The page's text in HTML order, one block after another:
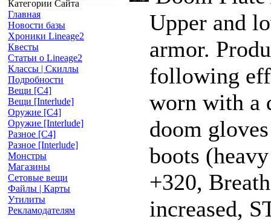
Категории Сайта
Главная
Новости базы
Хроники Lineage2
Квесты
Статьи о Lineage2
Классы | Скиллы
Подробности
Вещи [С4]
Вещи [Interlude]
Оружие [С4]
Оружие [Interlude]
Разное [C4]
Разное [Interlude]
Монстры
Магазины
Сетовые вещи
Файлы | Карты
Утилиты
Рекламодателям
Upper and
armor.
following
worn with a
doom
boots
+320,
increased,